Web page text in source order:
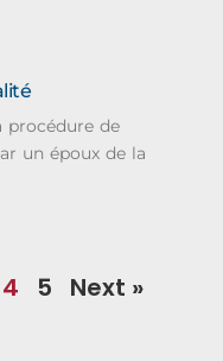
procédure de
un époux de la
4 5 Next »